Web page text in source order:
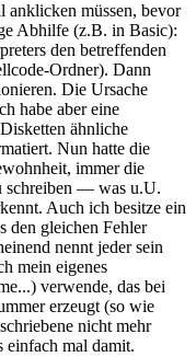
anklicken müssen, bevor
Abhilfe (z.B. in Basic):
den betreffenden
Ordner). Dann
Die Ursache
habe aber eine
ähnliche
Nun hatte die
immer die
schreiben — was u.U.
Auch ich besitze ein
den gleichen Fehler
nennt jeder sein
mein eigenes
verwende, das bei
erzeugt (so wie
nicht mehr
einfach mal damit.